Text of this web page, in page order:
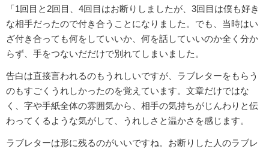
「1回目と2回目、4回目はお断りしましたが、3回目は僕も好き
な相手だったので付き合うことになりました。でも、当時はい
ざ付き合っても何をしていいか、何を話していいのか全く分か
らず、手をつないだだけで別れてしまいました。
告白は直接言われるのもうれしいですが、ラブレターをもらう
のもすごくうれしかったのを覚えています。文章だけではな
く、字や手紙全体の雰囲気から、相手の気持ちがじんわりと伝
わってくるような気がして、うれしさと温かさを感じます。
ラブレターは形に残るのがいいですね。お断りした人のラブレ